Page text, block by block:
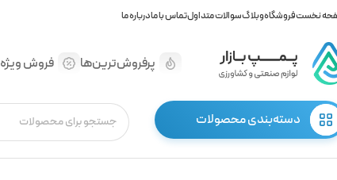
نخستفروشگاهوبلاگسوالات متداولتماس با مادرباره ما
پرفروش‌ترین‌ها فروش ویژه
دسته‌بندی محصولات